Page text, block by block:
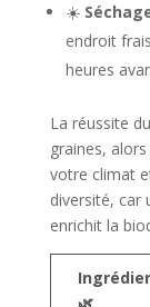
☀️
endroit
heures
La réussite
graines,
votre climat
diversité, car
enrichit la
🌿